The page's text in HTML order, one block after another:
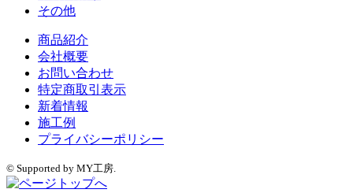
その他
商品紹介
会社概要
お問い合わせ
特定商取引表示
新着情報
施工例
プライバシーポリシー
© Supported by MY工房.